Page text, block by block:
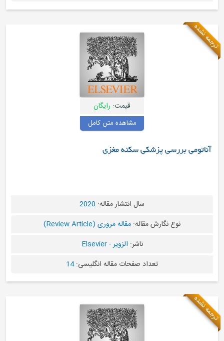
رایگان
مشاهده متن کامل
بررسی پزشکی سکته مغزی
سال انتشار مقاله:2020
نوع نگارش مقاله:مقاله مروری (Review Article)
الزویر - Elsevier
تعداد صفحات مقاله انگلیسی:14